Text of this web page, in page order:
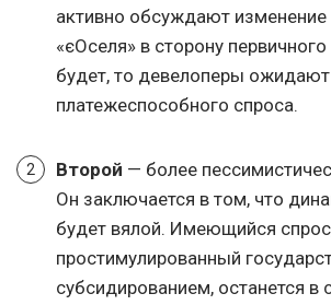
активно обсуждают
«єОселя» в сторону
будет, то девелоперы ожидают
платежеспособного спроса.
Второй — более
Он заключается в том, что
будет вялой. Имеющийся
простимулированный
субсидированием, останется в